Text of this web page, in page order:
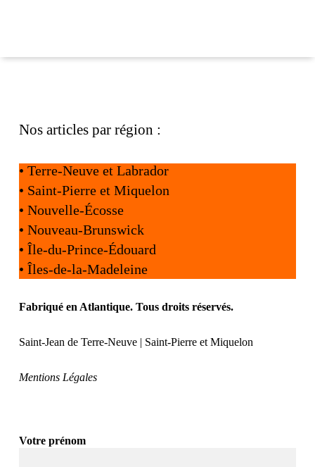
Nos articles par région :
• Terre-Neuve et Labrador
• Saint-Pierre et Miquelon
• Nouvelle-Écosse
• Nouveau-Brunswick
• Île-du-Prince-Édouard
• Îles-de-la-Madeleine
Fabriqué en Atlantique. Tous droits réservés.
Saint-Jean de Terre-Neuve | Saint-Pierre et Miquelon
Mentions Légales
Votre prénom